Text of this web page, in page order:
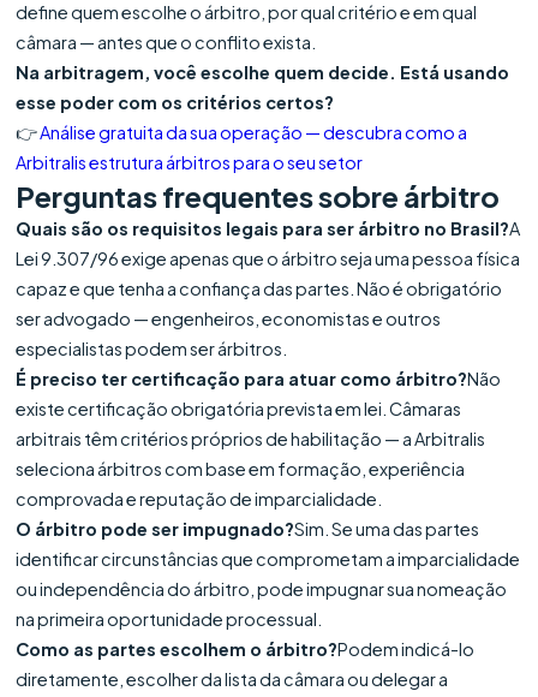
define quem escolhe o árbitro, por qual critério e em qual
câmara — antes que o conflito exista.
Na arbitragem, você escolhe quem decide. Está usando
esse poder com os critérios certos?
👉Análise gratuita da sua operação — descubra como a
Arbitralis estrutura árbitros para o seu setor
Perguntas frequentes sobre árbitro
Quais são os requisitos legais para ser árbitro no Brasil?A
Lei 9.307/96 exige apenas que o árbitro seja uma pessoa física
capaz e que tenha a confiança das partes. Não é obrigatório
ser advogado — engenheiros, economistas e outros
especialistas podem ser árbitros.
É preciso ter certificação para atuar como árbitro?Não
existe certificação obrigatória prevista em lei. Câmaras
arbitrais têm critérios próprios de habilitação — a Arbitralis
seleciona árbitros com base em formação, experiência
comprovada e reputação de imparcialidade.
O árbitro pode ser impugnado?Sim. Se uma das partes
identificar circunstâncias que comprometam a imparcialidade
ou independência do árbitro, pode impugnar sua nomeação
na primeira oportunidade processual.
Como as partes escolhem o árbitro?Podem indicá-lo
diretamente, escolher da lista da câmara ou delegar a